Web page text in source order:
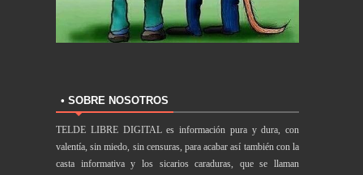
• SOBRE NOSOTROS
TELDE LIBRE DIGITAL es información pura y dura, con
valentía, sin miedo, sin censuras, para acabar así también con la
casta informativa y los sicarios caraduras, que se llaman